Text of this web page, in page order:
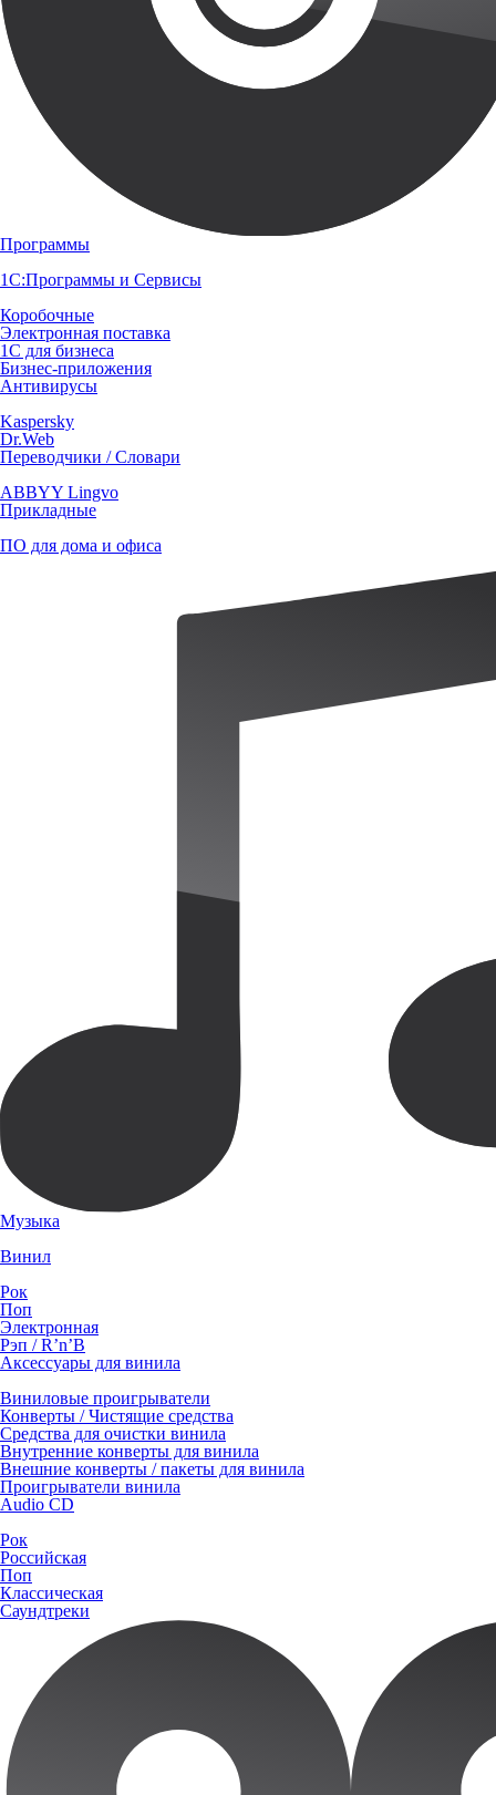
Программы
1С:Программы и Сервисы
Коробочные
Электронная поставка
1С для бизнеса
Бизнес-приложения
Антивирусы
Kaspersky
Dr.Web
Переводчики / Словари
ABBYY Lingvo
Прикладные
ПО для дома и офиса
Музыка
Винил
Рок
Поп
Электронная
Рэп / R’n’B
Аксессуары для винила
Виниловые проигрыватели
Конверты / Чистящие средства
Средства для очистки винила
Внутренние конверты для винила
Внешние конверты / пакеты для винила
Проигрыватели винила
Audio CD
Рок
Российская
Поп
Классическая
Саундтреки